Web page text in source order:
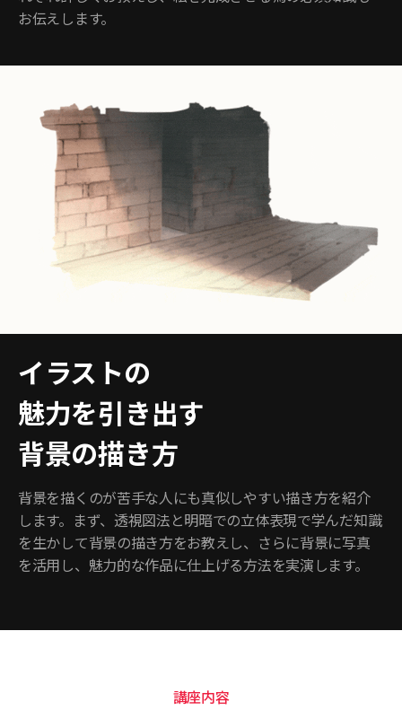
お伝えします。
イラストの
魅力を引き出す
背景の描き方
背景を描くのが苦手な人にも真似しやすい描き方を紹介
します。まず、透視図法と明暗での立体表現で学んだ知識
を生かして背景の描き方をお教えし、さらに背景に写真
を活用し、魅力的な作品に仕上げる方法を実演します。
講座内容